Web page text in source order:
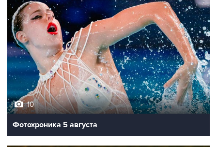
10
Фотохроника 5 августа